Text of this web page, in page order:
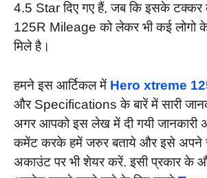
4.5 Star दिए गए हैं, जब कि इसके
125R Mileage को लेकर भी कई लोगो
मिले है।
हमने इस आर्टिकल में Hero xtreme
और Specifications के बारें में सारी
अगर आपको इस लेख में दी गयी जानकारी
कमेंट करके हमें जरुर बताये और इसे अपने
अकाउंट पर भी शेयर करें. इसी प्रकार के